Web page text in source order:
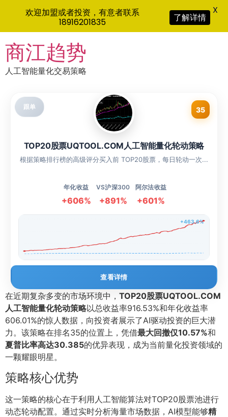
to
content
商江趋势
人工智能量化交易策略
跟单 35
TOP20股票UQTOOL.COM人工智能量化轮动策略
根据策略排行榜的高级评分买入前 TOP20股票，每日轮动一次...
年化收益
+606%
VS沪深300
+891%
阿尔法收益
+601%
+463.6%
查看详情
在近期复杂多变的市场环境中， TOP20股票UQTOOL.COM
人工智能量化轮动策略以总收益率916.53%和年化收益率
606.01%的惊人数据，向投资者展示了AI驱动投资的巨大潜
力。该策略在排名35的位置上，凭借最大回撤仅10.57%和
夏普比率高达30.385的优异表现，成为当前量化投资领域的
一颗耀眼明星。
策略核心优势
这一策略的核心在于利用人工智能算法对TOP20股票池进行
动态轮动配置。通过实时分析海量市场数据，AI模型能够精
欢迎加盟或者投资，有意者联系
18916201835
了解详情
X